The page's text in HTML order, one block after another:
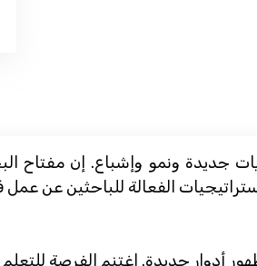
جديدة ونمو وإشباع. إن
جديدة. اغتنم الفرصة للتعلم